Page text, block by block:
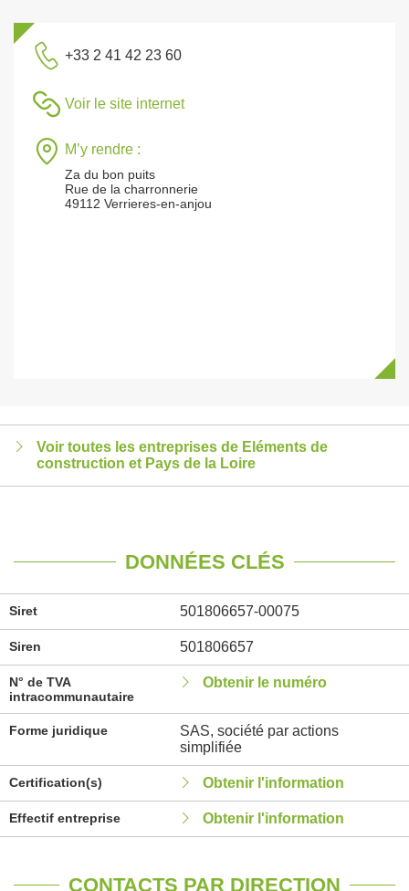
+33 2 41 42 23 60
Voir le site internet
M’y rendre :
Za du bon puits
Rue de la charronnerie
49112 Verrieres-en-anjou
Voir toutes les entreprises de Eléments de
construction et Pays de la Loire
DONNÉES CLÉS
Siret 501806657-00075
Siren 501806657
N° de TVA
intracommunautaire
Obtenir le numéro
Forme juridique
SAS, société par actions
simplifiée
Certification(s) Obtenir l'information
Effectif entreprise Obtenir l'information
CONTACTS PAR DIRECTION